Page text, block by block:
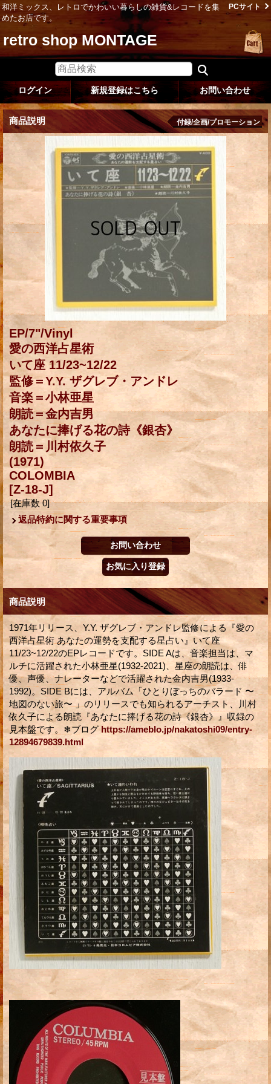
和洋ミックス、レトロでかわいい暮らしの雑貨&レコードを集
めたお店です。
PCサイト
retro shop MONTAGE
ログイン 新規登録はこちら お問い合わせ
商品説明 付録/企画/プロモーション
EP/7"/Vinyl
愛の西洋占星術
いて座 11/23~12/22
監修＝Y.Y. ザグレブ・アンドレ
音楽＝小林亜星
朗読＝金内吉男
あなたに捧げる花の詩《銀杏》
朗読＝川村依久子
(1971)
COLOMBIA
[Z-18-J]
[在庫数 0]
返品特約に関する重要事項
商品説明
1971年リリース、Y.Y. ザグレブ・アンドレ監修による『愛の
西洋占星術 あなたの運勢を支配する星占い』いて座
11/23~12/22のEPレコードです。SIDE Aは、音楽担当は、マ
ルチに活躍された小林亜星(1932-2021)、星座の朗読は、俳
優、声優、ナレーターなどで活躍された金内吉男(1933-
1992)。SIDE Bには、アルバム「ひとりぼっちのバラード 〜
地図のない旅〜 」のリリースでも知られるアーチスト、川村
依久子による朗読『あなたに捧げる花の詩《銀杏》』収録の
見本盤です。❄ブログhttps://ameblo.jp/nakatoshi09/entry-
12894679839.html